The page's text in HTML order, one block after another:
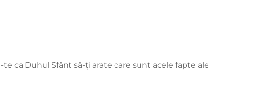
ca Duhul Sfânt să-ți arate care sunt acele fapte ale